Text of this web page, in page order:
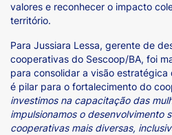
valores e reconhecer o impacto
território.
Para Jussiara Lessa, gerente de
cooperativas do Sescoop/BA, foi
para consolidar a visão
é pilar para o fortalecimento do
investimos na capacitação das
impulsionamos o desenvolvimento
cooperativas mais diversas,